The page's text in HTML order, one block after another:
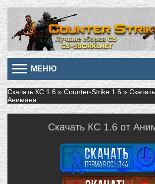
МЕНЮ
Скачать КС 1.6 » Counter-Strike 1.6 »
Анимана
Скачать КС 1.6 от